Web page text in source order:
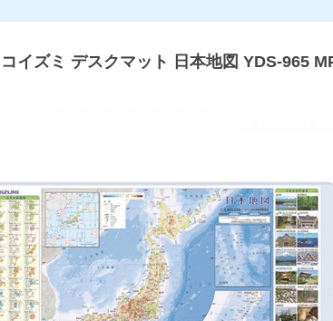
イズミ デスクマット 日本地図 YDS-965